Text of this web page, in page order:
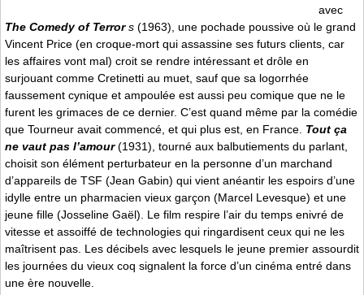
avec
The Comedy of Terrors (1963), une pochade poussive où le grand
Vincent Price (en croque-mort qui assassine ses futurs clients, car
les affaires vont mal) croit se rendre intéressant et drôle en
surjouant comme Cretinetti au muet, sauf que sa logorrhée
faussement cynique et ampoulée est aussi peu comique que ne le
furent les grimaces de ce dernier. C’est quand même par la comédie
que Tourneur avait commencé, et qui plus est, en France. Tout ça
ne vaut pas l’amour (1931), tourné aux balbutiements du parlant,
choisit son élément perturbateur en la personne d’un marchand
d’appareils de TSF (Jean Gabin) qui vient anéantir les espoirs d’une
idylle entre un pharmacien vieux garçon (Marcel Levesque) et une
jeune fille (Josseline Gaël). Le film respire l’air du temps enivré de
vitesse et assoiffé de technologies qui ringardisent ceux qui ne les
maîtrisent pas. Les décibels avec lesquels le jeune premier assourdit
les journées du vieux coq signalent la force d’un cinéma entré dans
une ère nouvelle.